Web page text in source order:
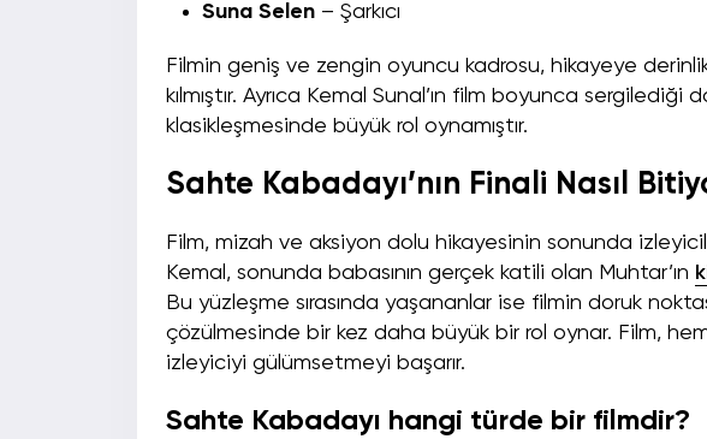
Suna Selen – Şarkıcı
Filmin geniş ve zengin oyuncu kadrosu, hikayeye
kılmıştır. Ayrıca Kemal Sunal’ın film boyunca sergilediği
klasikleşmesinde büyük rol oynamıştır.
Sahte Kabadayı’nın Finali Nasıl
Film, mizah ve aksiyon dolu hikayesinin sonunda
Kemal, sonunda babasının gerçek katili olan Muhtar’ın
Bu yüzleşme sırasında yaşananlar ise filmin doruk
çözülmesinde bir kez daha büyük bir rol oynar. Film,
izleyiciyi gülümsetmeyi başarır.
Sahte Kabadayı hangi türde bir filmdir?